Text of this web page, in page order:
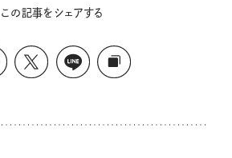
この記事をシェアする